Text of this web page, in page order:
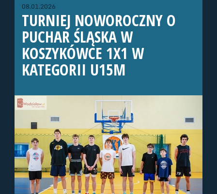
08.01.2026
TURNIEJ NOWOROCZNY O
PUCHAR ŚLĄSKA W
KOSZYKÓWCE 1X1 W
KATEGORII U15M